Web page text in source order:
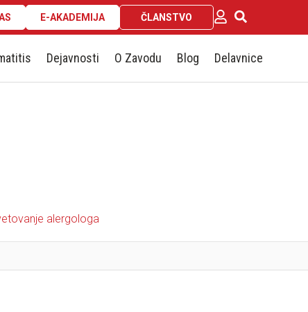
E-AKADEMIJA ČLANSTVO
Dejavnosti O Zavodu Blog Delavnice
alergologa